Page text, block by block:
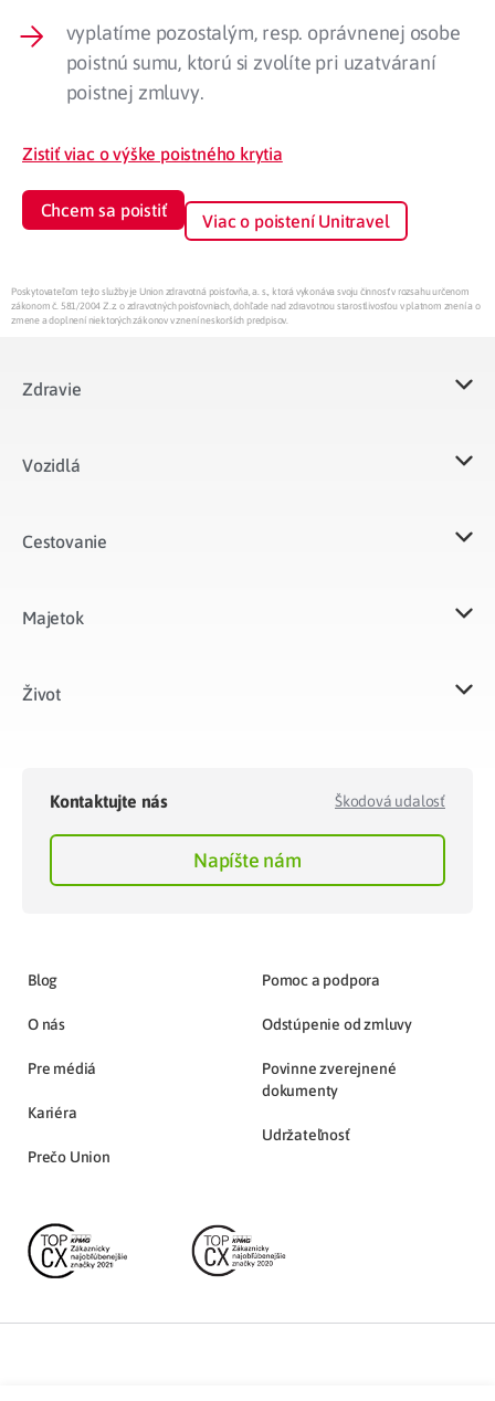
vyplatíme pozostalým, resp. oprávnenej osobe
poistnú sumu, ktorú si zvolíte pri uzatváraní
poistnej zmluvy.
Zistiť viac o výške poistného krytia
Chcem sa poistiť
Viac o poistení Unitravel
Poskytovateľom tejto služby je Union zdravotná poisťovňa, a. s., ktorá vykonáva svoju činnosť v rozsahu určenom
zákonom č. 581/2004 Z.z. o zdravotných poisťovniach, dohľade nad zdravotnou starostlivosťou v platnom znení a o
zmene a doplnení niektorých zákonov v znení neskorších predpisov.
Zdravie
Vozidlá​
Cestovanie
Majetok​
Život​
Kontaktujte nás Škodová udalosť
Napíšte nám
Blog
O nás
Pre médiá
Kariéra
Prečo Union
Pomoc a podpora
Odstúpenie od zmluvy
Povinne zverejnené
dokumenty
Udržateľnosť